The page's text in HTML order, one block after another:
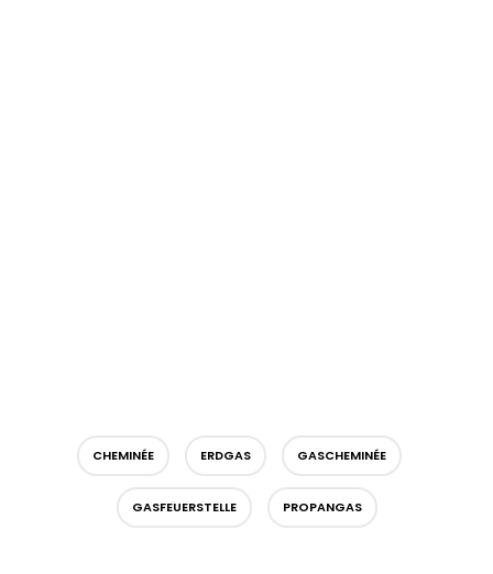
CHEMINÉE ERDGAS GASCHEMINÉE
GASFEUERSTELLE PROPANGAS